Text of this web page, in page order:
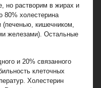
но растворим в жирах и
80% холестерина
(печенью, кишечником,
железами). Остальные
и 20% связанного
клеточных
Холестерин